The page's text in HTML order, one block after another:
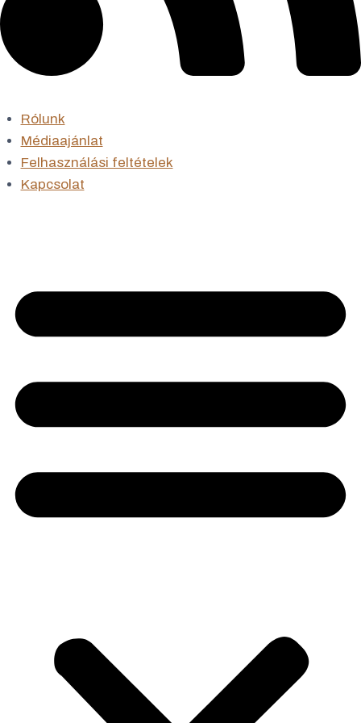
Rólunk
Médiaajánlat
Felhasználási feltételek
Kapcsolat